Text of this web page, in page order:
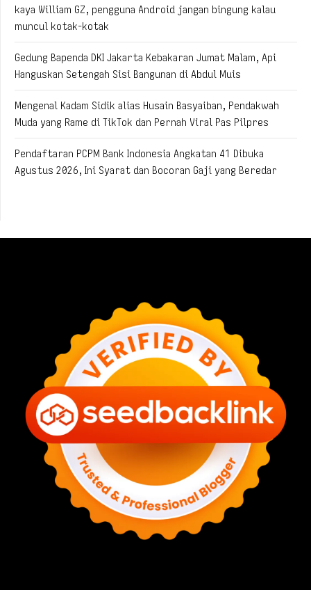
kaya William GZ, pengguna Android jangan bingung kalau
muncul kotak-kotak
Gedung Bapenda DKI Jakarta Kebakaran Jumat Malam, Api
Hanguskan Setengah Sisi Bangunan di Abdul Muis
Mengenal Kadam Sidik alias Husain Basyaiban, Pendakwah
Muda yang Rame di TikTok dan Pernah Viral Pas Pilpres
Pendaftaran PCPM Bank Indonesia Angkatan 41 Dibuka
Agustus 2026, Ini Syarat dan Bocoran Gaji yang Beredar